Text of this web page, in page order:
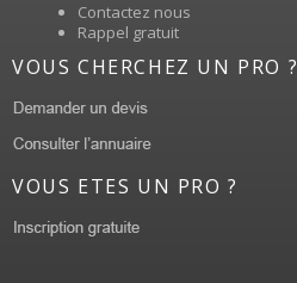
Contactez nous
Rappel gratuit
VOUS CHERCHEZ UN PRO ?
VOUS ETES UN PRO ?